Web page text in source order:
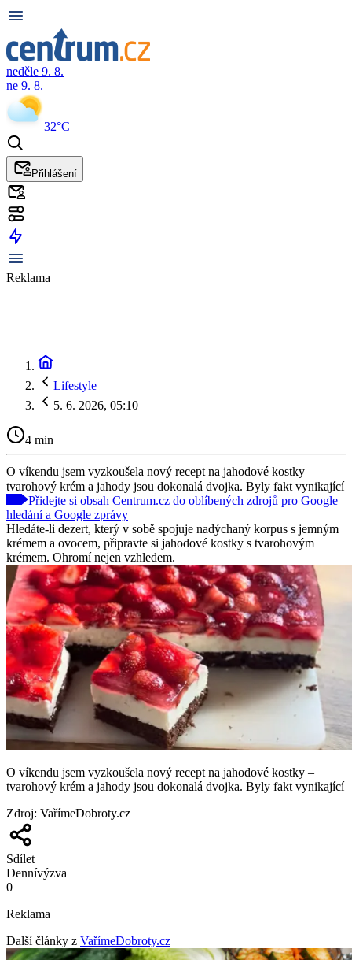
neděle 9. 8.
ne 9. 8.
32°C
Přihlášení
Reklama
Lifestyle
5. 6. 2026, 05:10
4 min
O víkendu jsem vyzkoušela nový recept na jahodové kostky –
tvarohový krém a jahody jsou dokonalá dvojka. Byly fakt vynikající
Přidejte si obsah Centrum.cz do oblíbených zdrojů pro Google
hledání a Google zprávy
Hledáte-li dezert, který v sobě spojuje nadýchaný korpus s jemným
krémem a ovocem, připravte si jahodové kostky s tvarohovým
krémem. Ohromí nejen vzhledem.
O víkendu jsem vyzkoušela nový recept na jahodové kostky –
tvarohový krém a jahody jsou dokonalá dvojka. Byly fakt vynikající
Zdroj: VařímeDobroty.cz
Sdílet
Dennívýzva
0
Reklama
Další články z VařímeDobroty.cz